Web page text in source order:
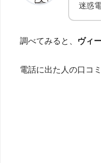
迷惑
調べてみると、 ヴィ
電話に出た人の口コ